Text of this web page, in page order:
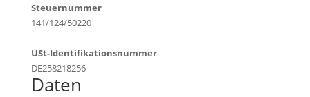
Steuernummer
141/124/50220
USt-Identifikationsnummer
DE258218256
Daten